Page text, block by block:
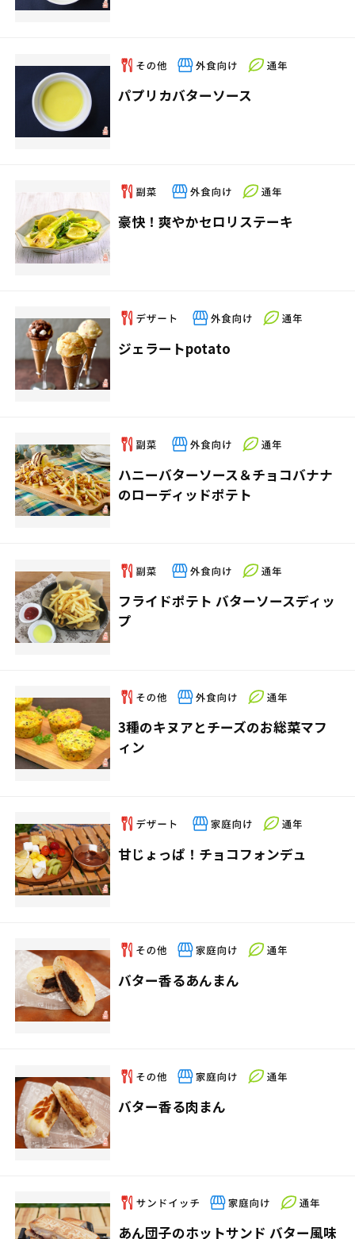
パプリカバターソース
豪快！爽やかセロリステーキ
ジェラートpotato
ハニーバターソース＆チョコバナナ
のローディッドポテト
フライドポテト バターソースディッ
プ
3種のキヌアとチーズのお総菜マフ
ィン
甘じょっぱ！チョコフォンデュ
バター香るあんまん
バター香る肉まん
あん団子のホットサンド バター風味